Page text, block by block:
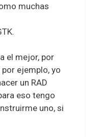
muchas
el mejor, por
ejemplo, yo
un RAD
eso tengo
uno, si